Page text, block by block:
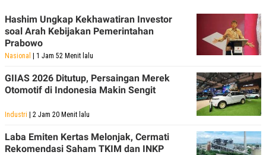
OF
USE
PEDOMAN
PEMBERITAAN
PRIVACY
POLICY
Hashim Ungkap Kekhawatiran Investor
soal Arah Kebijakan Pemerintahan
Prabowo
Nasional | 1 Jam 52 Menit lalu
GIIAS 2026 Ditutup, Persaingan Merek
Otomotif di Indonesia Makin Sengit
Industri | 2 Jam 20 Menit lalu
Laba Emiten Kertas Melonjak, Cermati
Rekomendasi Saham TKIM dan INKP